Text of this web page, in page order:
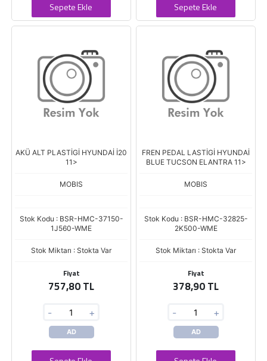
Sepete Ekle Sepete Ekle
AKÜ ALT PLASTİGİ HYUNDAİ İ20
11>
MOBIS
Stok Kodu : BSR-HMC-37150-
1J560-WME
Stok Miktarı : Stokta Var
Fiyat
757,80 TL
- +
AD
FREN PEDAL LASTİGİ HYUNDAİ
BLUE TUCSON ELANTRA 11>
MOBIS
Stok Kodu : BSR-HMC-32825-
2K500-WME
Stok Miktarı : Stokta Var
Fiyat
378,90 TL
- +
AD